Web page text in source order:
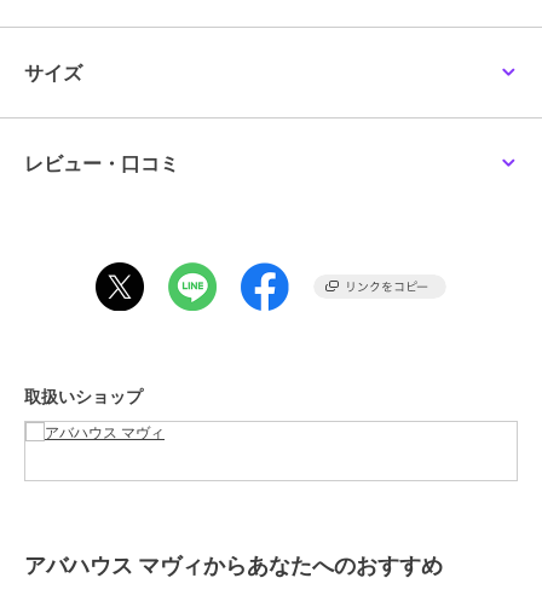
ん、ジレやジャケットのインナーとしても優秀。
スラックスでモードに、デニムでカジュアルにと、合わせるボトムを
商品カテゴリ トップス ／Tシャツ・カットソ
ー
お手入れ 洗濯機可
サイズ
レビュー・口コミ
取扱いショップ
アバハウス マヴィからあなたへのおすすめ